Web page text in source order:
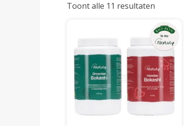
Toont alle 11 resultaten